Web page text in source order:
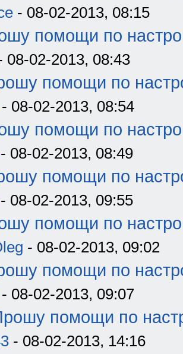
- 08-02-2013, 08:15
помощи по
08-02-2013, 08:43
помощи по
- 08-02-2013, 08:54
помощи по
- 08-02-2013, 08:49
помощи по
08-02-2013, 09:55
помощи по
- 08-02-2013, 09:02
помощи по
- 08-02-2013, 09:07
помощи по
- 08-02-2013, 14:16